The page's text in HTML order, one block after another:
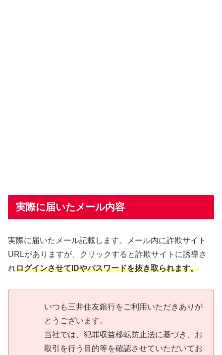
実際に届いたメール内容
実際に届いたメール記載します。メール内に詐欺サイト
URLがありますが、クリックすると詐欺サイトに誘導さ
れログインさせてIDやパスワードを抜き取られます。
いつも三井住友銀行をご利用いただきありが
とうございます。
当社では、犯罪収益移転防止法に基づき、お
取引を行う目的等を確認させていただいてお